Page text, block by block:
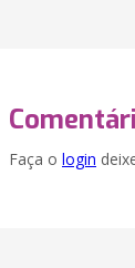
Faça o login